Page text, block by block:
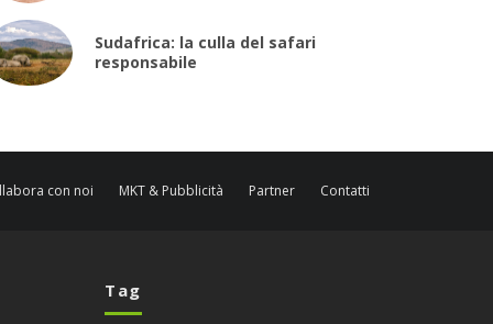
Sudafrica: la culla del safari
responsabile
con noi MKT & Pubblicità Partner Contatti
Tag